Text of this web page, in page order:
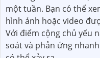
một tuần. Bạn có thể
hình ảnh hoặc video
Với điểm cộng chủ yếu
soát và phản ứng